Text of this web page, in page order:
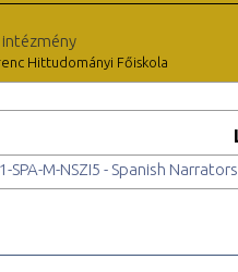
Hittudományi Főiskola
SPA-M-NSZI5 - Spanish